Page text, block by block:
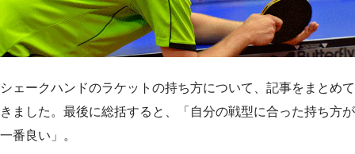
シェークハンドのラケットの持ち方について、記事をまとめて
きました。最後に総括すると、「自分の戦型に合った持ち方が
一番良い」。